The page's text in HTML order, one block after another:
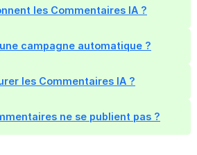
les Commentaires IA ?
campagne automatique ?
les Commentaires IA ?
ne se publient pas ?